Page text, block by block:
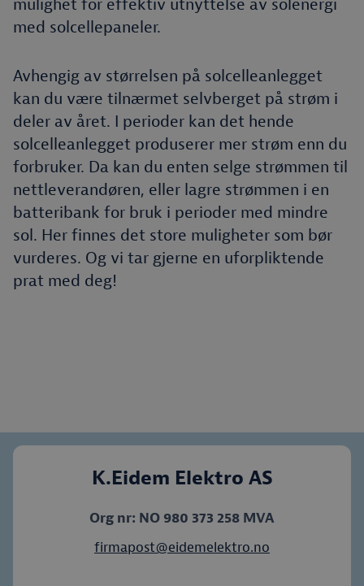
mulighet for effektiv utnyttelse av solenergi
med solcellepaneler.
Avhengig av størrelsen på solcelleanlegget
kan du være tilnærmet selvberget på strøm i
deler av året. I perioder kan det hende
solcelleanlegget produserer mer strøm enn du
forbruker. Da kan du enten selge strømmen til
nettleverandøren, eller lagre strømmen i en
batteribank for bruk i perioder med mindre
sol. Her finnes det store muligheter som bør
vurderes. Og vi tar gjerne en uforpliktende
prat med deg!
K.Eidem Elektro AS
Org nr: NO 980 373 258 MVA
firmapost@eidemelektro.no